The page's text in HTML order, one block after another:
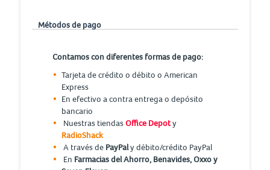
Métodos de pago
Contamos con diferentes formas de pago:
Tarjeta de crédito o débito o American
Express
En efectivo a contra entrega o depósito
bancario
Nuestras tiendasOffice Depoty
RadioShack
A través de PayPaly débito/crédito PayPal
En Farmacias del Ahorro, Benavides, Oxxo y